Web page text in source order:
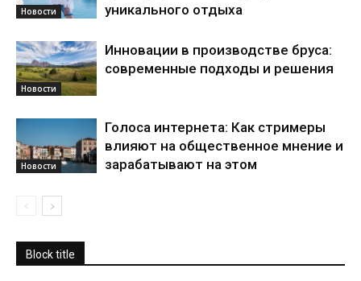
Новости
уникального отдыха
Новости
Инновации в производстве бруса:
современные подходы и решения
Новости
Голоса интернета: Как стримеры
влияют на общественное мнение и
зарабатывают на этом
Block title